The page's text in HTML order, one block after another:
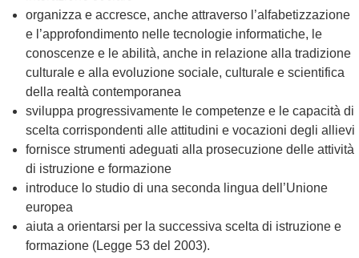
organizza e accresce, anche attraverso l’alfabetizzazione
e l’approfondimento nelle tecnologie informatiche, le
conoscenze e le abilità, anche in relazione alla tradizione
culturale e alla evoluzione sociale, culturale e scientifica
della realtà contemporanea
sviluppa progressivamente le competenze e le capacità di
scelta corrispondenti alle attitudini e vocazioni degli allievi
fornisce strumenti adeguati alla prosecuzione delle attività
di istruzione e formazione
introduce lo studio di una seconda lingua dell’Unione
europea
aiuta a orientarsi per la successiva scelta di istruzione e
formazione (Legge 53 del 2003).